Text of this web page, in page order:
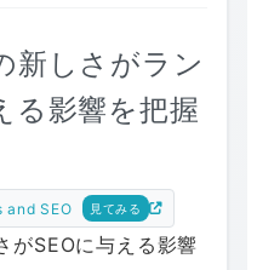
新しさがラン
る影響を把握
and SEO 見てみる
がSEOに与える影響